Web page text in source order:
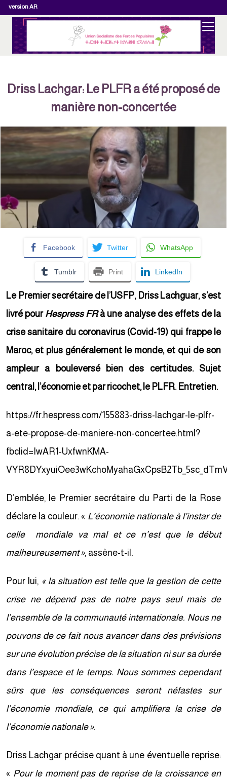
version AR
Driss Lachgar: Le PLFR a été proposé de
manière non-concertée
Facebook Twitter WhatsApp
Tumblr Print LinkedIn
Le Premier secrétaire de l’USFP, Driss Lachguar, s’est
livré pourHespress FRà une analyse deseffets de la
crise sanitaire du coronavirus (Covid-19) qui frappe le
Maroc, et plus généralement le monde, et qui de son
ampleur a bouleversé bien des certitudes. Sujet
central, l’économie et par ricochet, le PLFR. Entretien.
https://fr.hespress.com/155883-driss-lachgar-le-plfr-
a-ete-propose-de-maniere-non-concertee.html?
fbclid=IwAR1-UxfwnKMA-
D’emblée, le Premier secrétaire du Parti de la Rose
déclare la couleur. «L’économie nationale à l’instar de
celle mondiale va mal et ce n’est que le début
malheureusement »,assène-t-il
Pour lui, « la situation est telle que la gestion de cette
crise ne dépend pas de notre pays seul mais de
l’ensemble de la communauté internationale. Nous ne
pouvons de ce fait nous avancer dans des prévisions
sur une évolution précise de la situation ni sur sa durée
dans l’espace et le temps. Nous sommes cependant
sûrs que les conséquences seront néfastes sur
l’économie mondiale, ce qui amplifiera la crise de
l’économie nationale »
Driss Lachgar précise quant à une éventuelle reprise:
«Pour le moment pas de reprise de la croissance en